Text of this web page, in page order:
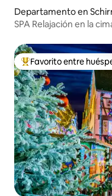
Departamento en
SPA Relajación en la
De los mejores en
Favorito entre